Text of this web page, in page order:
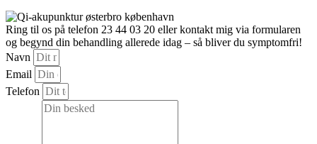
Ring til os på telefon 23 44 03 20 eller kontakt mig via formularen
og begynd din behandling allerede idag – så bliver du symptomfri!
Navn
Email
Telefon